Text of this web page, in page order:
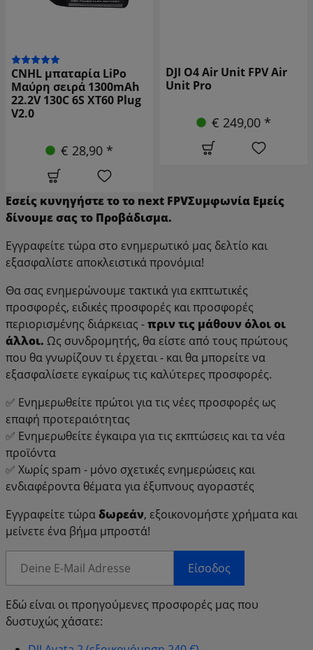
CNHL μπαταρία LiPo
Μαύρη σειρά 1300mAh
22.2V 130C 6S XT60 Plug
V2.0
€ 28,90 *
DJI O4 Air Unit FPV Air
Unit Pro
€ 249,00 *
Εσείς κυνηγήστε τοτο next FPVΣυμφωνία Εμείς
δίνουμεσας το Προβάδισμα.
Εγγραφείτε τώρα στο ενημερωτικό μας δελτίο και
εξασφαλίστε αποκλειστικά προνόμια!
Θα σας ενημερώνουμε τακτικά για εκπτωτικές
προσφορές, ειδικές προσφορές και προσφορές
περιορισμένης διάρκειας -πριν τις μάθουν όλοι οι
άλλοι. Ως συνδρομητής, θα είστε από τους πρώτους
που θα γνωρίζουν τι έρχεται - και θα μπορείτε να
εξασφαλίσετε εγκαίρως τις καλύτερες προσφορές.
✅ Ενημερωθείτε πρώτοι για τις νέες προσφορές ως
επαφή προτεραιότητας
✅ Ενημερωθείτε έγκαιρα για τις εκπτώσεις και τα νέα
προϊόντα
✅ Χωρίς spam - μόνο σχετικές ενημερώσεις και
ενδιαφέροντα θέματα για έξυπνους αγοραστές
Εγγραφείτε τώραδωρεάν, εξοικονομήστε χρήματα και
μείνετε ένα βήμα μπροστά!
Είσοδος
Εδώ είναι οι προηγούμενες προσφορές μας που
δυστυχώς χάσατε: